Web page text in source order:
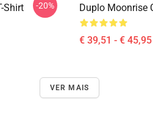
Shirt
-20% Duplo Moonrise
€ 39,51 - € 45,95
VER MAIS